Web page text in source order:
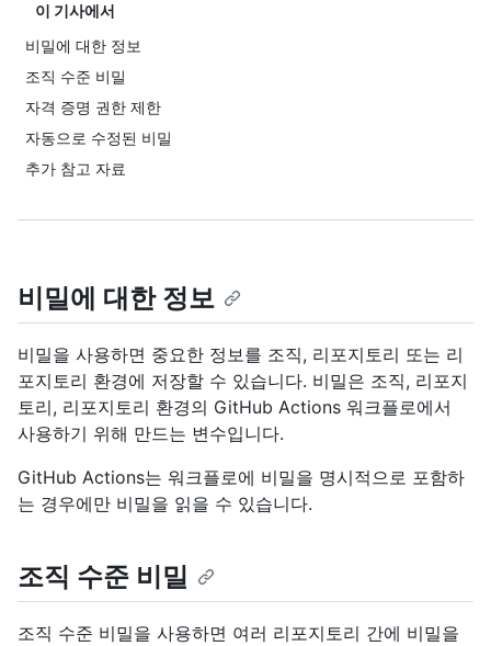
이 기사에서
비밀에 대한 정보
조직 수준 비밀
자격 증명 권한 제한
자동으로 수정된 비밀
추가 참고 자료
비밀에 대한 정보
비밀을 사용하면 중요한 정보를 조직, 리포지토리 또는 리
포지토리 환경에 저장할 수 있습니다. 비밀은 조직, 리포지
토리, 리포지토리 환경의 GitHub Actions 워크플로에서
사용하기 위해 만드는 변수입니다.
GitHub Actions는 워크플로에 비밀을 명시적으로 포함하
는 경우에만 비밀을 읽을 수 있습니다.
조직 수준 비밀
조직 수준 비밀을 사용하면 여러 리포지토리 간에 비밀을